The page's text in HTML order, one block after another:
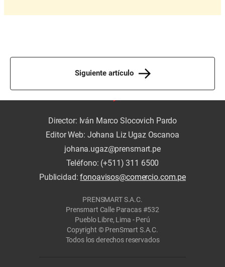
Siguiente artículo
Director: Iván Marco Slocovich Pardo
Editor Web: Johana Liz Ugaz Oscanoa
johana.ugaz@prensmart.pe
Teléfono: (+511) 311 6500
Publicidad:fonoavisos@comercio.com.pe
PRENSMART S.A.C.
Prensmart Calle Paracas #532
Pueblo Libre, Lima - Perú
Copyright © PrenSmart S.A.C.
Todos los derechos reservados